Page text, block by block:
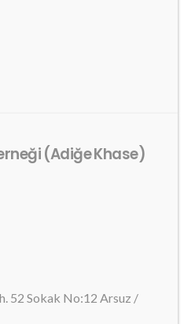
(Adiğe Khase)
52 Sokak No:12 Arsuz /